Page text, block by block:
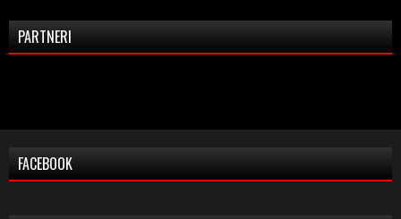
PARTNERI
FACEBOOK